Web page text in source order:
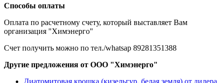
Способы оплаты
Оплата по расчетному счету, который выставляет Вам
организация "Химэнерго"
Счет получить можно по тел./whatsap 89281351388
Другие предложения от ООО "Химэнерго"
Диатомитовая крошка (кизельгур, белая земля) от дилера